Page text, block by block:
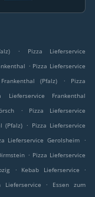
.
Pizza Lieferservice
. Pizza Lieferservice
(Pfalz) .
Pizza
Lieferservice Frankenthal
.
Pizza Lieferservice
(Pfalz) . Pizza Lieferservice
Lieferservice Gerolsheim
.
. Pizza Lieferservice
. Kebab Lieferservice
.
Lieferservice .
Essen zum